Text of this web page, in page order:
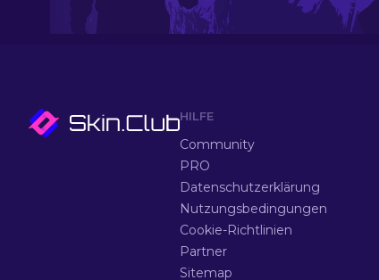
HILFE
Community
PRO
Datenschutzerklärung
Nutzungsbedingungen
Cookie-Richtlinien
Partner
Sitemap